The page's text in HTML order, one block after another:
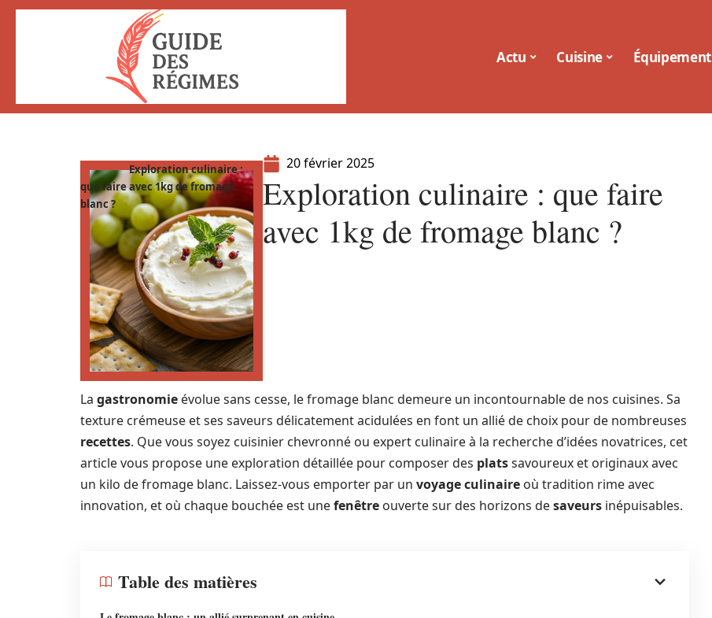
Actu Cuisine Équipement
Exploration culinaire :
que faire avec 1kg de fromage
blanc ?
20 février 2025
Exploration culinaire : que faire
avec 1kg de fromage blanc ?
La gastronomie évolue sans cesse, le fromage blanc demeure un incontournable de nos cuisines. Sa
texture crémeuse et ses saveurs délicatement acidulées en font un allié de choix pour de nombreuses
recettes. Que vous soyez cuisinier chevronné ou expert culinaire à la recherche d’idées novatrices, cet
article vous propose une exploration détaillée pour composer des platssavoureux et originaux avec
un kilo de fromage blanc. Laissez-vous emporter par un voyage culinaire où tradition rime avec
innovation, et où chaque bouchée est unefenêtre ouverte sur des horizons desaveurs inépuisables.
Table des matières